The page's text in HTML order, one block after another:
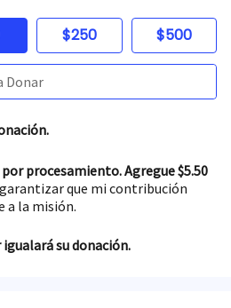
$250 $500
procesamiento. Agregue $5.50
que mi contribución
a la misión.
su donación.